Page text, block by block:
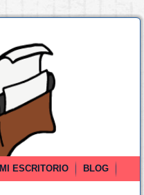
MI ESCRITORIO
BLOG